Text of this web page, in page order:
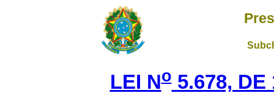
LEI No5.678, DE